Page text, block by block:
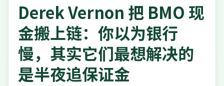
Derek Vernon 把 BMO 现
金搬上链：你以为银行
慢，其实它们最想解决的
是半夜追保证金